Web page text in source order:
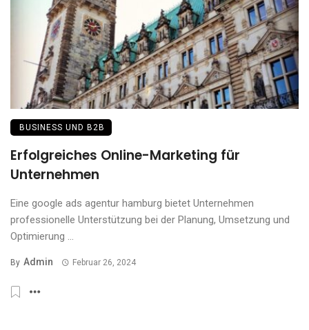
BUSINESS UND B2B
Erfolgreiches Online-Marketing für
Unternehmen
Eine google ads agentur hamburg bietet Unternehmen
professionelle Unterstützung bei der Planung, Umsetzung und
Optimierung ...
By Admin Februar 26, 2024